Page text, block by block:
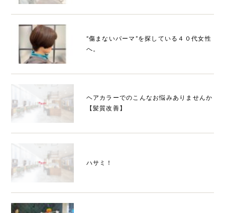
“傷まないパーマ”を探している４０代女性
へ。
ヘアカラーでのこんなお悩みありませんか
【髪質改善】
ハサミ！